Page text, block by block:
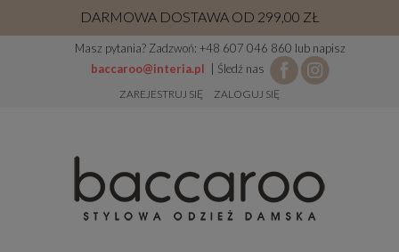
DARMOWA DOSTAWA OD 299,00 ZŁ
Masz pytania? Zadzwoń: +48 607 046 860 lub napisz
baccaroo@interia.pl
| Śledź nas
ZAREJESTRUJ SIĘ ZALOGUJ SIĘ